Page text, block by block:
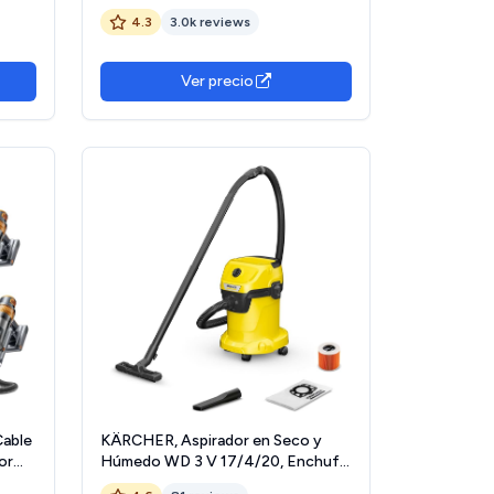
Potente y Liviana para Alfombras,
Pisos Duros, Pelo de Mascotas y
4.3 3.0k reviews
Ver precio
KÄRCHER, Aspirador en Seco y
Húmedo WD 3 V 17/4/20, Enchufe,
Filtro Cartucho, 1000 W, Depósito